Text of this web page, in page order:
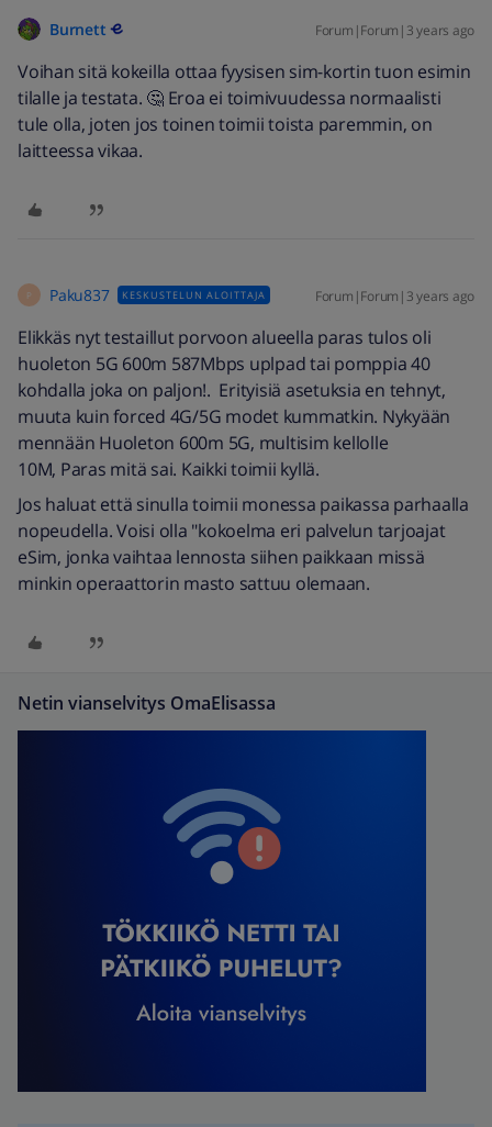
Burnett Forum|Forum|3 years ago
Voihan sitä kokeilla ottaa fyysisen sim-kortin tuon esimin
tilalle ja testata. 🤔 Eroa ei toimivuudessa normaalisti
tule olla, joten jos toinen toimii toista paremmin, on
laitteessa vikaa.
P Paku837 KESKUSTELUN ALOITTAJA Forum|Forum|3 years ago
Elikkäs nyt testaillut porvoon alueella paras tulos oli
huoleton 5G 600m 587Mbps uplpad tai pomppia 40
kohdalla joka on paljon!. Erityisiä asetuksia en tehnyt,
muuta kuin forced 4G/5G modet kummatkin. Nykyään
mennään Huoleton 600m 5G, multisim kellolle
10M, Paras mitä sai. Kaikki toimii kyllä.
Jos haluat että sinulla toimii monessa paikassa parhaalla
nopeudella. Voisi olla "kokoelma eri palvelun tarjoajat
eSim, jonka vaihtaa lennosta siihen paikkaan missä
minkin operaattorin masto sattuu olemaan.
Netin vianselvitys OmaElisassa